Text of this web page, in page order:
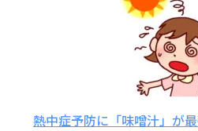
熱中症予防に「味噌汁」が